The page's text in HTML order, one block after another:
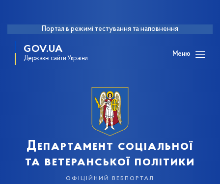
Портал в режимі тестування та наповнення
GOV.UA
Державні сайти України
Меню
Департамент соціальної
та ветеранської політики
офіційний вебпортал